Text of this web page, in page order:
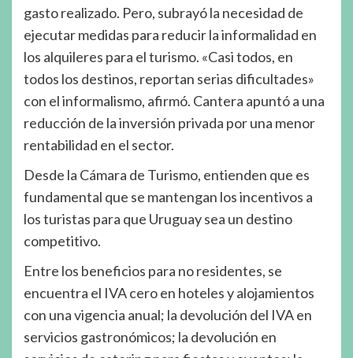
gasto realizado. Pero, subrayó la necesidad de
ejecutar medidas para reducir la informalidad en
los alquileres para el turismo. «Casi todos, en
todos los destinos, reportan serias dificultades»
con el informalismo, afirmó. Cantera apuntó a una
reducción de la inversión privada por una menor
rentabilidad en el sector.
Desde la Cámara de Turismo, entienden que es
fundamental que se mantengan los incentivos a
los turistas para que Uruguay sea un destino
competitivo.
Entre los beneficios para no residentes, se
encuentra el IVA cero en hoteles y alojamientos
con una vigencia anual; la devolución del IVA en
servicios gastronómicos; la devolución en